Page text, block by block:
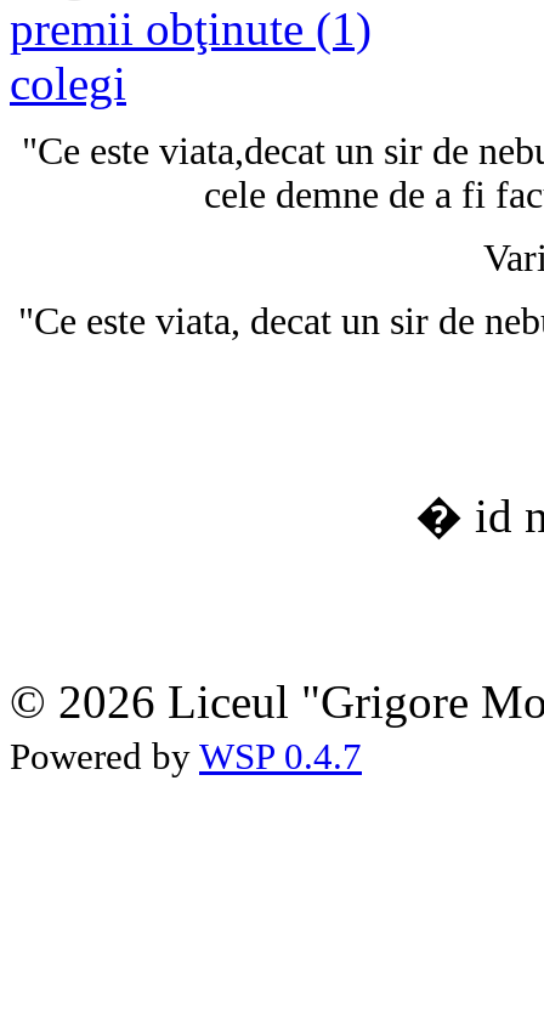
premii obţinute (1)
colegi
"Ce este viata,decat un sir de
cele demne de a fi
"Ce este viata, decat un sir de
� id
© 2026 Liceul "Grigore
Powered by WSP 0.4.7